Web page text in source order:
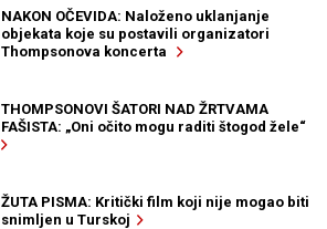
NAKON OČEVIDA: Naloženo uklanjanje
objekata koje su postavili organizatori
Thompsonova koncerta
THOMPSONOVI ŠATORI NAD ŽRTVAMA
FAŠISTA: „Oni očito mogu raditi štogod žele“
ŽUTA PISMA: Kritički film koji nije mogao biti
snimljen u Turskoj